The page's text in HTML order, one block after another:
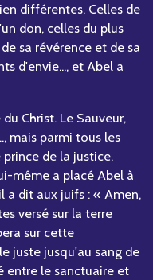
différentes. Celles de
don, celles du plus
sa révérence et de sa
d'envie..., et Abel a
Christ. Le Sauveur,
mais parmi tous les
de la justice,
même a placé Abel à
a dit aux juifs : « Amen,
versé sur la terre
sur cette
juste jusqu'au sang de
entre le sanctuaire et